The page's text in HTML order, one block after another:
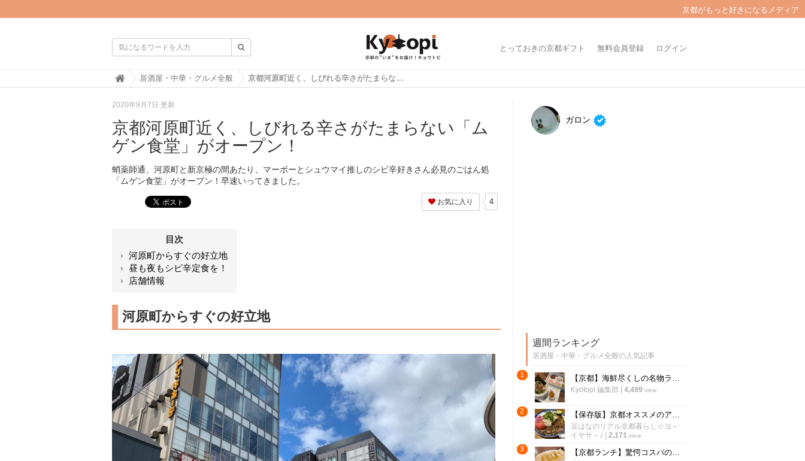
京都がもっと好きになるメディア
とっておきの京都ギフト 無料会員登録 ログイン
H
e
居酒屋・中華・グルメ全般 京都河原町近く、しびれる辛さがたまらない「ムゲン食堂」がオープン！
2020年9月7日 更新
京都河原町近く、しびれる辛さがたまらない「ム
ゲン食堂」がオープン！
蛸薬師通、河原町と新京極の間あたり、マーボーとシュウマイ推しのシビ辛好きさん必見のごはん処
「ムゲン食堂」がオープン！早速いってきました。
お気に入り 4
目次
河原町からすぐの好立地
昼も夜もシビ辛定食を！
店舗情報
河原町からすぐの好立地
ガロン
週間ランキング
居酒屋・中華・グルメ全般の人気記事
1 【京都】海鮮尽くしの名物ランチ2000円！烏丸の人気海鮮居酒屋が営業再開「雑魚や」
Kyotopi 編集部 4,499 view
2 【保存版】京都オススメのアジアン食材店！ガチ中華～スパイスカレーインド料理まで【厳選５店】
豆はなのリアル京都暮らし☆ヨ～
イヤサ～♪
2,171 view
3 【京都ランチ】驚愕コスパの羽つき餃子定食！960円でカレーやご飯が食べ放題